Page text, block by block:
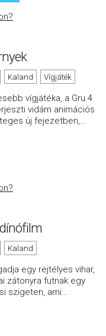
Kaland Vígjáték
vígjátéka, a Gru 4
vidám animációs
új fejezetben,…
Kaland
egy rejtélyes vihar,
zátonyra futnak egy
szigeten, ami…